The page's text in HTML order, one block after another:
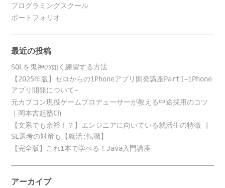
プログラミングスクール
ポートフォリオ
最近の投稿
SQLを鬼神の如く練習する方法
【2025年版】ゼロからのiPhoneアプリ開発講座Part1~iPhone
アプリ開発について~
元カプコン現役ゲームプロデューサーが教える中途採用のコツ
｜岡本吉起塾Ch
【文系でも余裕！？】エンジニアに向いている就活生の特徴 |
SE選考の対策も【就活:転職】
【完全版】これ1本で学べる！Java入門講座
アーカイブ